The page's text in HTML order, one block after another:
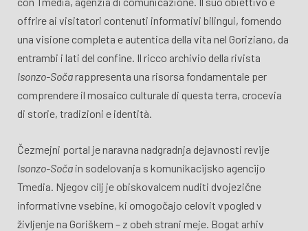
offrire ai visitatori contenuti informativi bilingui, fornendo
una visione completa e autentica della vita nel Goriziano, da
entrambi i lati del confine. Il ricco archivio della rivista
Isonzo-Sočarappresenta una risorsa fondamentale per
comprendere il mosaico culturale di questa terra, crocevia
di storie, tradizioni e identità.
Čezmejni portal je naravna nadgradnja dejavnosti revije
Isonzo-Soča in sodelovanja s komunikacijsko agencijo
Tmedia. Njegov cilj je obiskovalcem nuditi dvojezične
informativne vsebine, ki omogočajo celovit vpogled v
življenje na Goriškem – z obeh strani meje. Bogat arhiv